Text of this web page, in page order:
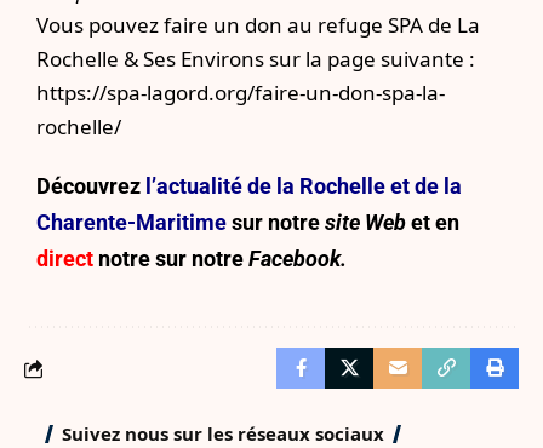
Vous pouvez faire un don au refuge SPA de La
Rochelle & Ses Environs sur la page suivante :
https://spa-lagord.org/faire-un-don-spa-la-
rochelle/
Découvrez l’actualité de la Rochelle et de la
Charente-Maritimesur notresite Webet en
direct notre sur notreFacebook.
Suivez nous sur les réseaux sociaux